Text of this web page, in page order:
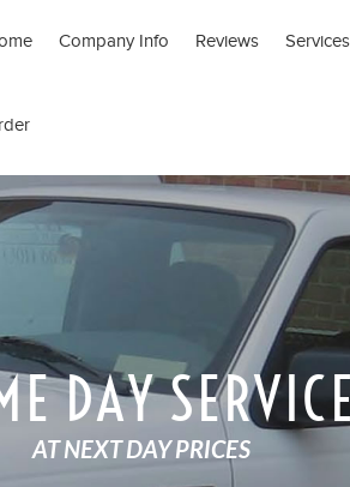
Company Info Reviews Services
DAY
AT NEXT DAY PRICES